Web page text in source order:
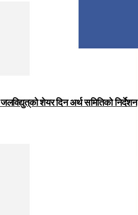
शेयर दिन अर्थ समितिको निर्देशन